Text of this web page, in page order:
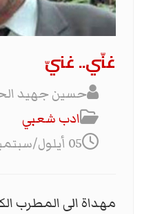
غنّي.. غنيّ
حسين جهيد
ادب شعبي
05 أيلول/سبتمبر 2022
مهداة الى المطرب